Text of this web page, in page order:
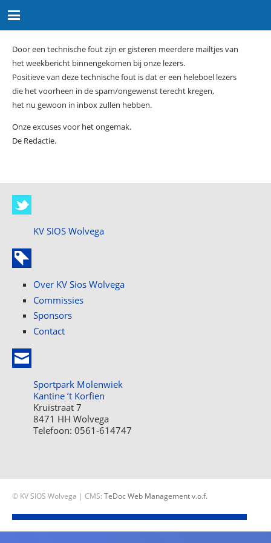
Door een technische fout zijn er gisteren meerdere mailtjes van
het weekbericht binnengekomen bij onze lezers.
Positieve van deze technische fout is dat er een heleboel lezers
die het voorheen in de spam/ongewenst terecht kregen,
het nu gewoon in inbox zullen hebben.
Onze excuses voor het ongemak.
De Redactie.
KV SIOS Wolvega
Over KV Sios Wolvega
Commissies
Sponsors
Contact
Sportpark Molenwiek
Kantine ’t Korfien
Kruistraat 7
8471 HH Wolvega
Telefoon: 0561-614747
© KV SIOS Wolvega | CMS: TeDoc Web Management v.o.f.